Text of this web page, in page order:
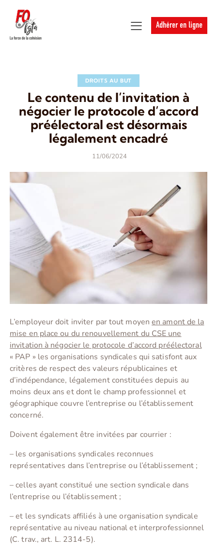
Adhérer en ligne
DROITS AU BUT
Le contenu de l’invitation à
négocier le protocole d’accord
préélectoral est désormais
légalement encadré
11/06/2024
L’employeur doit inviter par tout moyenen amont de la
mise en place ou du renouvellement du CSE une
invitation à négocier le protocole d’accord préélectoral
« PAP » les organisations syndicales qui satisfont aux
critères de respect des valeurs républicaines et
d’indépendance, légalement constituées depuis au
moins deux ans et dont le champ professionnel et
géographique couvre l’entreprise ou l’établissement
concerné.
Doivent également être invitées par courrier :
– les organisations syndicales reconnues
représentatives dans l’entreprise ou l’établissement ;
– celles ayant constitué une section syndicale dans
l’entreprise ou l’établissement ;
– et les syndicats affiliés à une organisation syndicale
représentative au niveau national et interprofessionnel
(C. trav., art. L. 2314-5).